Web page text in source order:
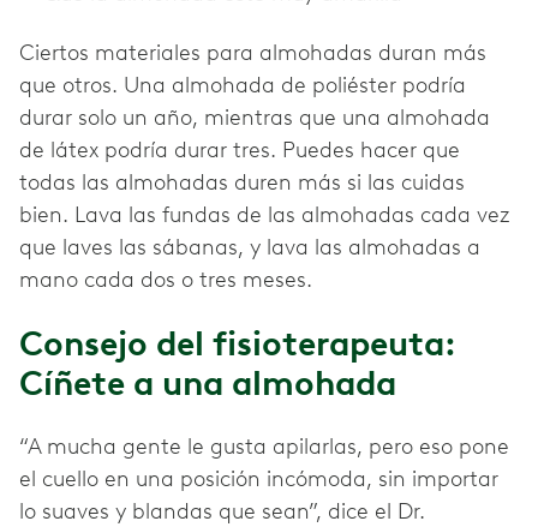
Ciertos materiales para almohadas duran más
que otros. Una almohada de poliéster podría
durar solo un año, mientras que una almohada
de látex podría durar tres. Puedes hacer que
todas las almohadas duren más si las cuidas
bien. Lava las fundas de las almohadas cada vez
que laves las sábanas, y lava las almohadas a
mano cada dos o tres meses.
Consejo del fisioterapeuta:
Cíñete a una almohada
“A mucha gente le gusta apilarlas, pero eso pone
el cuello en una posición incómoda, sin importar
lo suaves y blandas que sean”, dice el Dr.